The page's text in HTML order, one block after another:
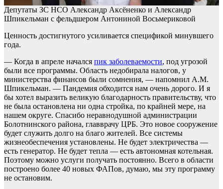
Депутаты ЗС НСО Александр Аксёненко и Александр
Шпикельман с фельдшером Антониной Восьмериковой
Ценность достигнутого усиливается спецификой минувшего
года.
— Когда в апреле начался пик заболеваемости, под угрозой
были все программы. Область недобирала налогов, у
министерства финансов были сомнения, — напомнил А.М.
Шпикельман. — Пандемия обходится нам очень дорого. И я
бы хотел выразить великую благодарность правительству, что
не была остановлена ни одна стройка, по крайней мере, на
нашем округе. Спасибо неравнодушной администрации
Болотнинского района, главврачу ЦРБ. Это новое сооружение
будет служить долго на благо жителей. Все системы
жизнеобеспечения установлены. Не будет электричества —
есть генератор. Не будет тепла — есть автономная котельная.
Поэтому можно услуги получать постоянно. Всего в области
построено более 40 новых ФАПов, думаю, мы эту программу
не остановим.